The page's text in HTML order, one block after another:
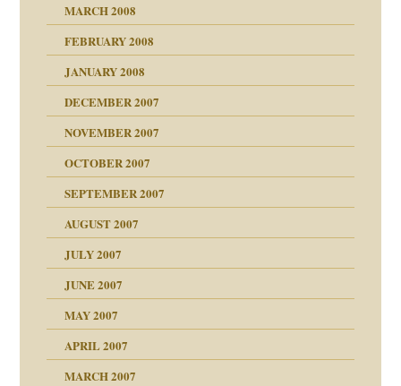
Juni 2008
und Staat
MARCH 2008
FEBRUARY 2008
in meiner
JANUARY 2008
DECEMBER 2007
NOVEMBER 2007
OCTOBER 2007
SEPTEMBER 2007
AUGUST 2007
JULY 2007
JUNE 2007
MAY 2007
APRIL 2007
MARCH 2007